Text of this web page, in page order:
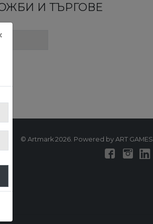
И ТЪРГОВЕ
© Artmark 2026. Powered by ART GAMES